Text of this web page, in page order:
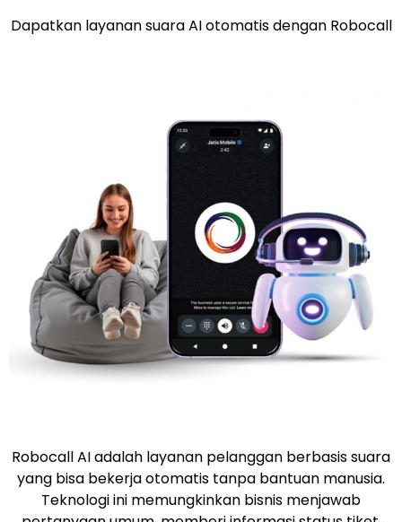
Dapatkan layanan suara AI otomatis dengan Robocall
Robocall AI adalah layanan pelanggan berbasis suara
yang bisa bekerja otomatis tanpa bantuan manusia.
Teknologi ini memungkinkan bisnis menjawab